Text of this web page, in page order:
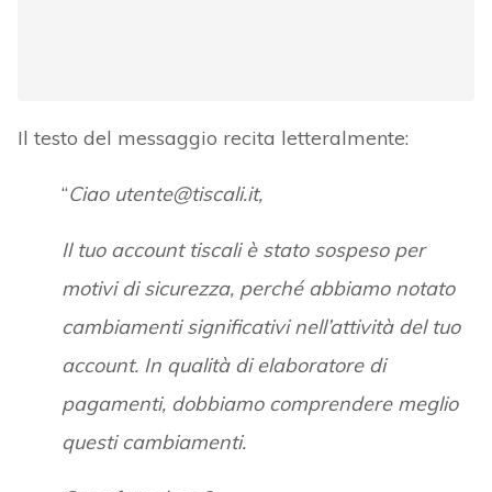
Il testo del messaggio recita letteralmente:
“Ciao utente@tiscali.it,
Il tuo account tiscali è stato sospeso per
motivi di sicurezza, perché abbiamo notato
cambiamenti significativi nell’attività del tuo
account. In qualità di elaboratore di
pagamenti, dobbiamo comprendere meglio
questi cambiamenti.